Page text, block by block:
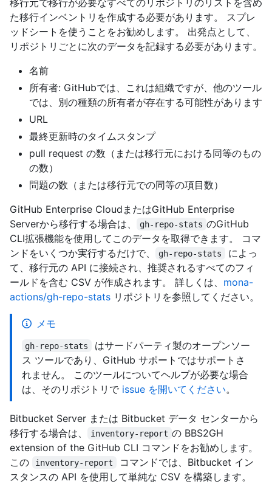
た移行インベントリを作成する必要があります。 スプレ
ッドシートを使うことをお勧めします。 出発点として、
リポジトリごとに次のデータを記録する必要があります。
名前
所有者: GitHubでは、これは組織ですが、他のツール
では、別の種類の所有者が存在する可能性があります
URL
最終更新時のタイムスタンプ
pull request の数（または移行元における同等のもの
の数）
問題の数（または移行元での同等の項目数）
GitHub Enterprise CloudまたはGitHub Enterprise
Serverから移行する場合は、
gh-repo-stats のGitHub
CLI拡張機能を使用してこのデータを取得できます。 コマ
ンドをいくつか実行するだけで、
gh-repo-stats
によっ
て、移行元の API に接続され、推奨されるすべてのフィ
ールドを含む CSV が作成されます。 詳しくは、 mona-
actions/gh-repo-stats リポジトリを参照してください。
メモ
gh-repo-stats
はサードパーティ製のオープンソー
ス ツールであり、GitHub サポートではサポートさ
れません。 このツールについてヘルプが必要な場合
は、そのリポジトリで issue を開いてください。
Bitbucket Server または Bitbucket データ センターから
移行する場合は、
inventory-report の BBS2GH
extension of the GitHub CLI コマンドをお勧めします。
この
inventory-report
コマンドでは、Bitbucket イン
スタンスの API を使用して単純な CSV を構築します。